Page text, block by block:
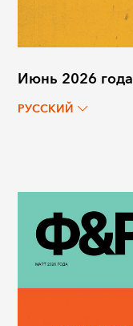
Июнь 2026 года
РУССКИЙ